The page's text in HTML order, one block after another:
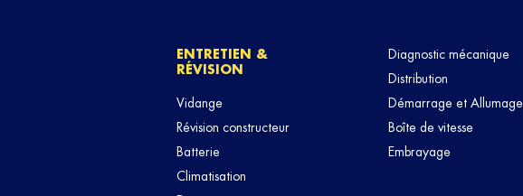
ENTRETIEN &
RÉVISION
Vidange
Révision constructeur
Batterie
Climatisation
Diagnostic mécanique
Distribution
Démarrage et Allumage
Boîte de vitesse
Embrayage